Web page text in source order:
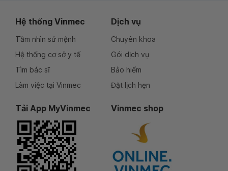
Hệ thống Vinmec
Tầm nhìn sứ mệnh
Hệ thống cơ sở y tế
Tìm bác sĩ
Làm việc tại Vinmec
Dịch vụ
Chuyên khoa
Gói dịch vụ
Bảo hiểm
Đặt lịch hẹn
Tải App MyVinmec Vinmec shop